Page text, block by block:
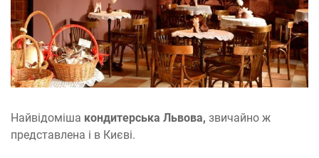
Найвідоміша кондитерська Львова, звичайно ж
представлена і в Києві.